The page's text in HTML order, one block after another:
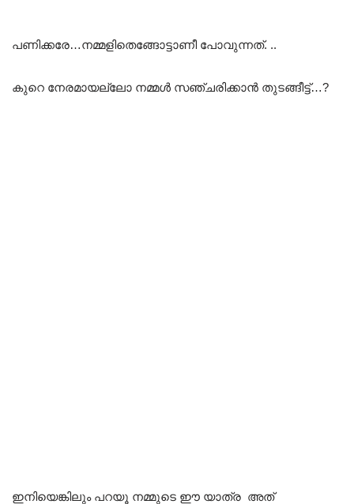
പണിക്കരേ…നമ്മളിതെങ്ങോട്ടാണീ പോവുന്നത്. ..
കുറെ നേരമായല്ലോ നമ്മൾ സഞ്ചരിക്കാൻ തുടങ്ങീട്ട്…?
ഇനിയെങ്കിലും പറയൂ നമ്മുടെ ഈ യാത്ര അത്